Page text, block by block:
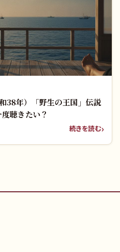
38年）「野生の王国」伝説
聴きたい？
続きを読む